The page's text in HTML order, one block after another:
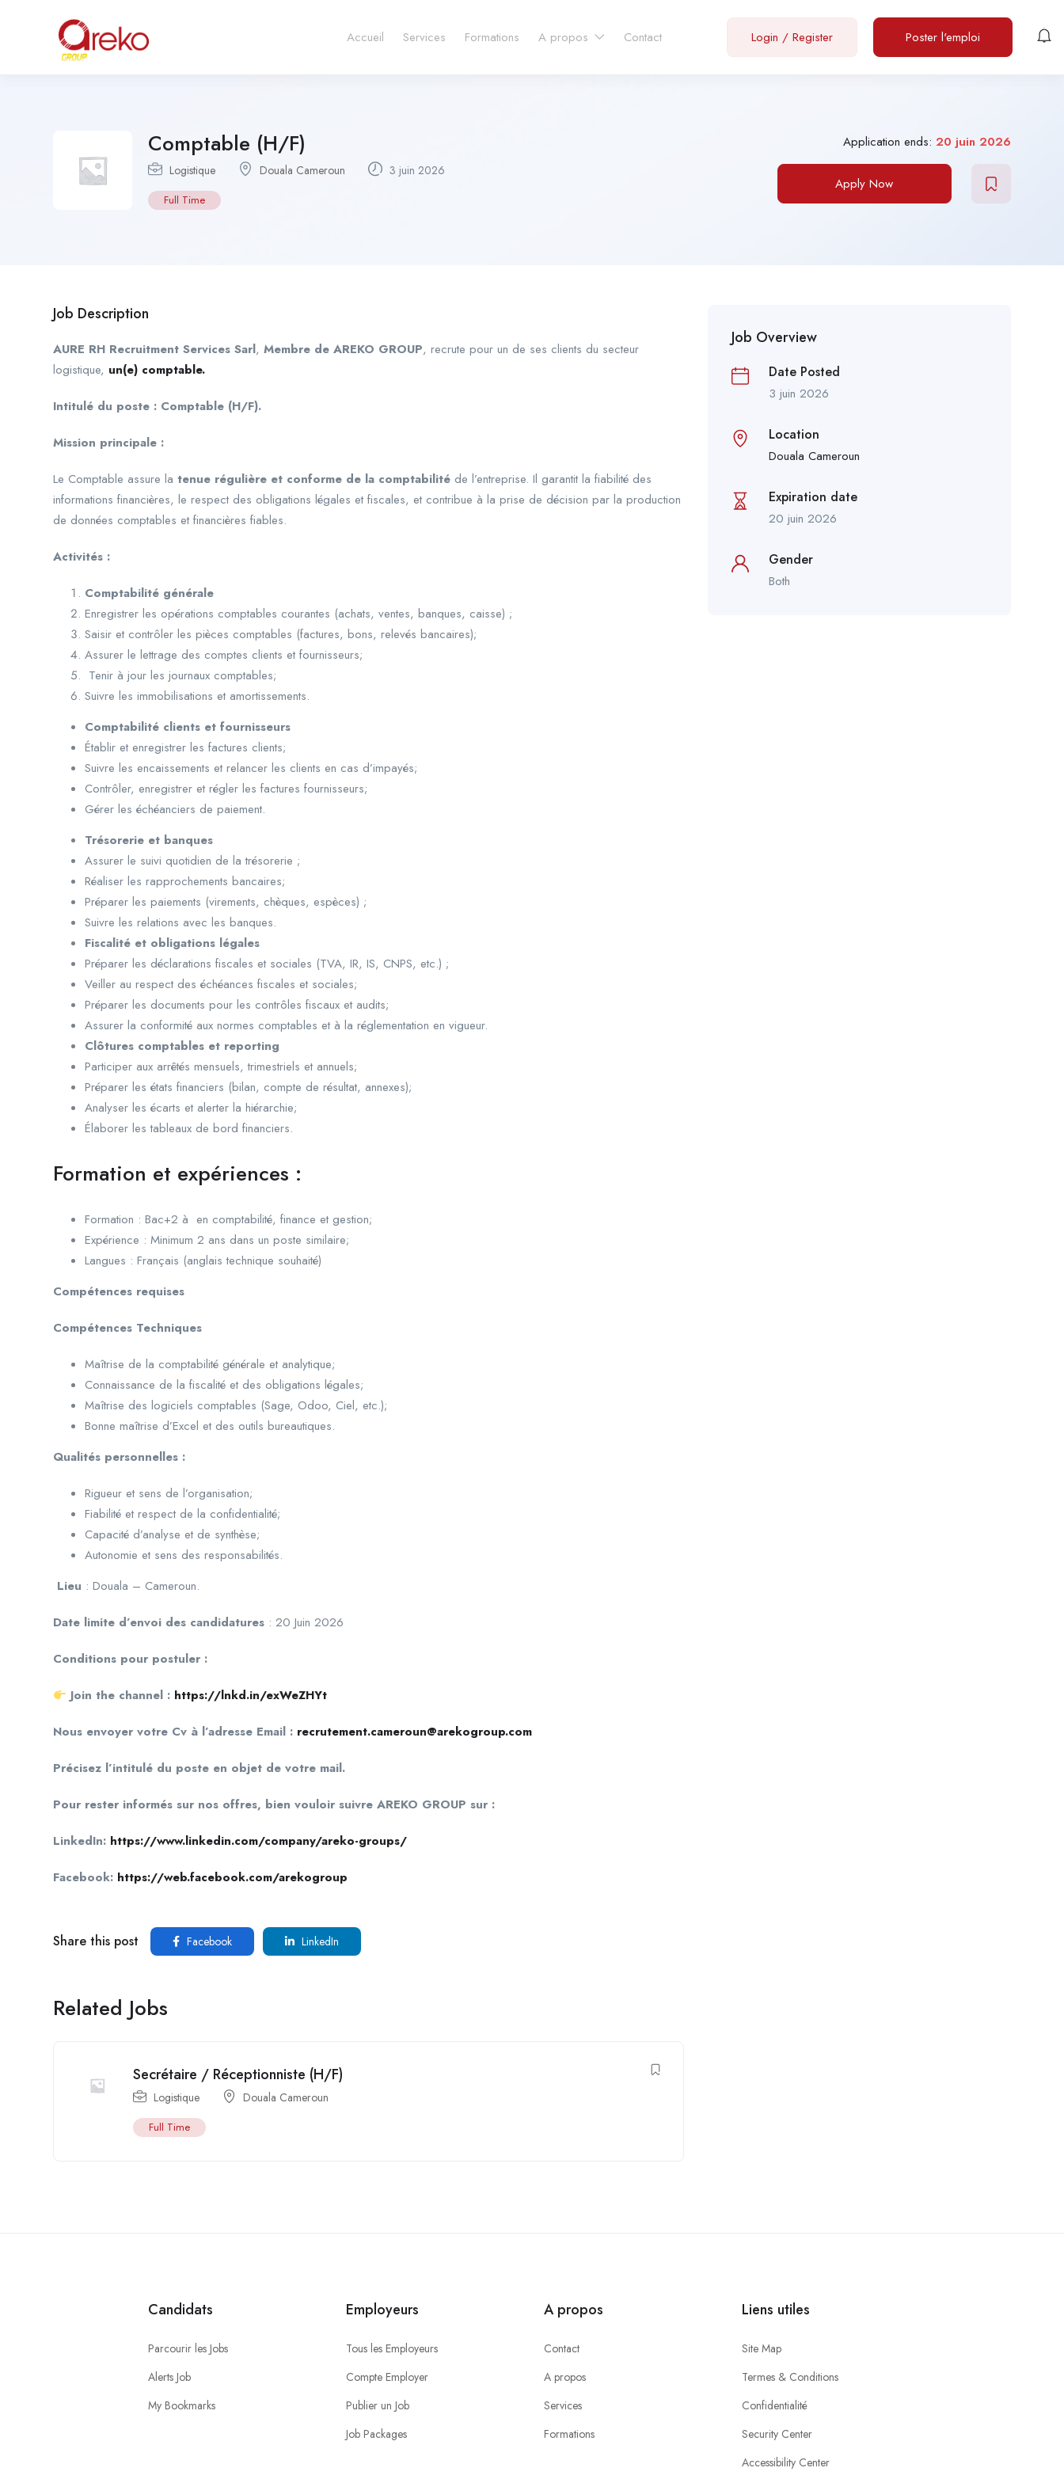
Accueil Services Formations A propos Contact Login / Register Poster l'emploi
Comptable (H/F)
Logistique Douala Cameroun 3 juin 2026
Full Time
Application ends: 20 juin 2026
Apply Now
Job Description
AURE RH Recruitment Services Sarl, Membre de AREKO GROUP, recrute pour un de ses clients du secteur
logistique, un(e) comptable.
Intitulé du poste : Comptable (H/F).
Mission principale :
Le Comptable assure la tenue régulière et conforme de la comptabilité de l’entreprise. Il garantit la fiabilité des
informations financières, le respect des obligations légales et fiscales, et contribue à la prise de décision par la production
de données comptables et financières fiables.
Activités :
Comptabilité générale
Enregistrer les opérations comptables courantes (achats, ventes, banques, caisse) ;
Saisir et contrôler les pièces comptables (factures, bons, relevés bancaires);
Assurer le lettrage des comptes clients et fournisseurs;
Tenir à jour les journaux comptables;
Suivre les immobilisations et amortissements.
Comptabilité clients et fournisseurs
Établir et enregistrer les factures clients;
Suivre les encaissements et relancer les clients en cas d’impayés;
Contrôler, enregistrer et régler les factures fournisseurs;
Gérer les échéanciers de paiement.
Trésorerie et banques
Assurer le suivi quotidien de la trésorerie ;
Réaliser les rapprochements bancaires;
Préparer les paiements (virements, chèques, espèces) ;
Suivre les relations avec les banques.
Fiscalité et obligations légales
Préparer les déclarations fiscales et sociales (TVA, IR, IS, CNPS, etc.) ;
Veiller au respect des échéances fiscales et sociales;
Préparer les documents pour les contrôles fiscaux et audits;
Assurer la conformité aux normes comptables et à la réglementation en vigueur.
Clôtures comptables et reporting
Participer aux arrêtés mensuels, trimestriels et annuels;
Préparer les états financiers (bilan, compte de résultat, annexes);
Analyser les écarts et alerter la hiérarchie;
Élaborer les tableaux de bord financiers.
Formation et expériences :
Formation : Bac+2 à en comptabilité, finance et gestion;
Expérience : Minimum 2 ans dans un poste similaire;
Langues : Français (anglais technique souhaité)
Compétences requises
Compétences Techniques
Maîtrise de la comptabilité générale et analytique;
Connaissance de la fiscalité et des obligations légales;
Maîtrise des logiciels comptables (Sage, Odoo, Ciel, etc.);
Bonne maîtrise d’Excel et des outils bureautiques.
Qualités personnelles :
Rigueur et sens de l’organisation;
Fiabilité et respect de la confidentialité;
Capacité d’analyse et de synthèse;
Autonomie et sens des responsabilités.
Lieu : Douala – Cameroun.
Date limite d’envoi des candidatures : 20 Juin 2026
Conditions pour postuler :
Join the channel : https://lnkd.in/exWeZHYt
Nous envoyer votre Cv à l’adresse Email : recrutement.cameroun@arekogroup.com
Précisez l’intitulé du poste en objet de votre mail.
Pour rester informés sur nos offres, bien vouloir suivre AREKO GROUP sur :
LinkedIn: https://www.linkedin.com/company/areko-groups/
Facebook: https://web.facebook.com/arekogroup
Share this post Facebook LinkedIn
Related Jobs
Secrétaire / Réceptionniste (H/F)
Logistique Douala Cameroun
Full Time
Job Overview
Date Posted
3 juin 2026
Location
Douala Cameroun
Expiration date
20 juin 2026
Gender
Both
Candidats
Parcourir les Jobs
Alerts Job
My Bookmarks
Employeurs
Tous les Employeurs
Compte Employer
Publier un Job
Job Packages
A propos
Contact
A propos
Services
Formations
Liens utiles
Site Map
Termes & Conditions
Confidentialité
Security Center
Accessibility Center